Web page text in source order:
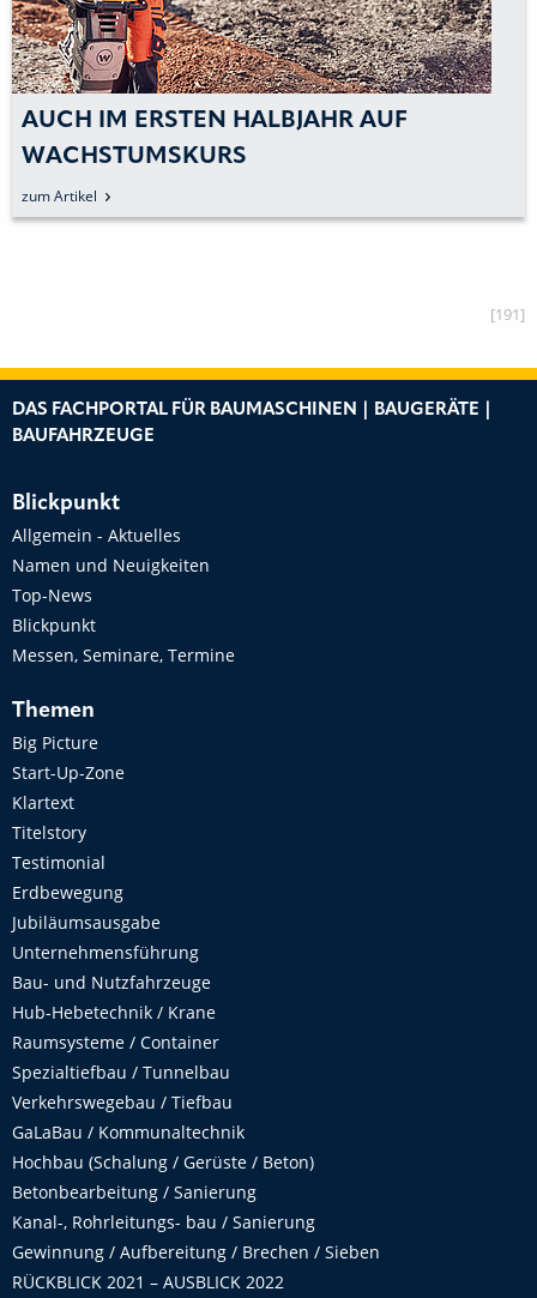
INNERSTÄDTISCHE BAUSTELLE
KOMPLETT OHNE ABGASEMISSIONEN
zum Artikel
[191]
DAS FACHPORTAL FÜR BAUMASCHINEN | BAUGERÄTE |
BAUFAHRZEUGE
Blickpunkt
Allgemein - Aktuelles
Namen und Neuigkeiten
Top-News
Blickpunkt
Messen, Seminare, Termine
Themen
Big Picture
Start-Up-Zone
Klartext
Titelstory
Testimonial
Erdbewegung
Jubiläumsausgabe
Unternehmensführung
Bau- und Nutzfahrzeuge
Hub-Hebetechnik / Krane
Raumsysteme / Container
Spezialtiefbau / Tunnelbau
Verkehrswegebau / Tiefbau
GaLaBau / Kommunaltechnik
Hochbau (Schalung / Gerüste / Beton)
Betonbearbeitung / Sanierung
Kanal-, Rohrleitungs- bau / Sanierung
Gewinnung / Aufbereitung / Brechen / Sieben
RÜCKBLICK 2021 – AUSBLICK 2022